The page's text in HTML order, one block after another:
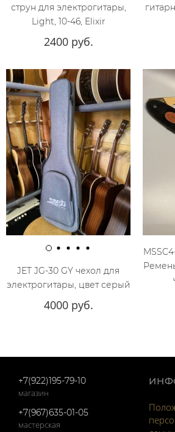
струн для электрогитары,
Light, 10-46, Elixir
2400 руб.
JET JG-30 GY чехол для
электрогитары, цвет серый
4000 руб.
+7(922)195-79-10
магазин
+7(967)635-01-05
мастерская